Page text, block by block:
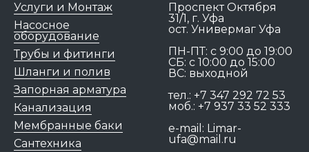
Услуги и Монтаж
Насосное
оборудование
Трубы и фитинги
Шланги и полив
Запорная арматура
Канализация
Мембранные баки
Сантехника
Проспект Октября
31/1, г. Уфа
ост. Универмаг Уфа
ПН-ПТ: c 9:00 до 19:00
СБ: с 10:00 до 15:00
ВС: выходной
тел.: +7 347 292 72 53
моб.: +7 937 33 52 333
e-mail: Limar-
ufa@mail.ru